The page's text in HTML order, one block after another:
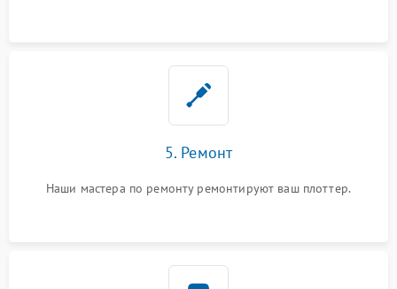
5. Ремонт
Наши мастера по ремонту ремонтируют ваш плоттер.